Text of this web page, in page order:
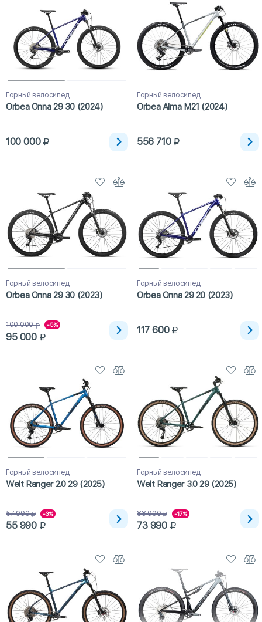
Горный велосипед
Orbea Onna 29 30 (2024)
100 000
Горный велосипед
Orbea Alma M21 (2024)
556 710
Горный велосипед
Orbea Onna 29 30 (2023)
100 000 -5%
95 000
Горный велосипед
Orbea Onna 29 20 (2023)
117 600
Горный велосипед
Welt Ranger 2.0 29 (2025)
57 990 -3%
55 990
Горный велосипед
Welt Ranger 3.0 29 (2025)
88 990 -17%
73 990